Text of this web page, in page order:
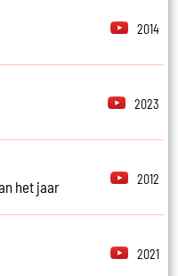
2014
2023
het jaar
2012
2021